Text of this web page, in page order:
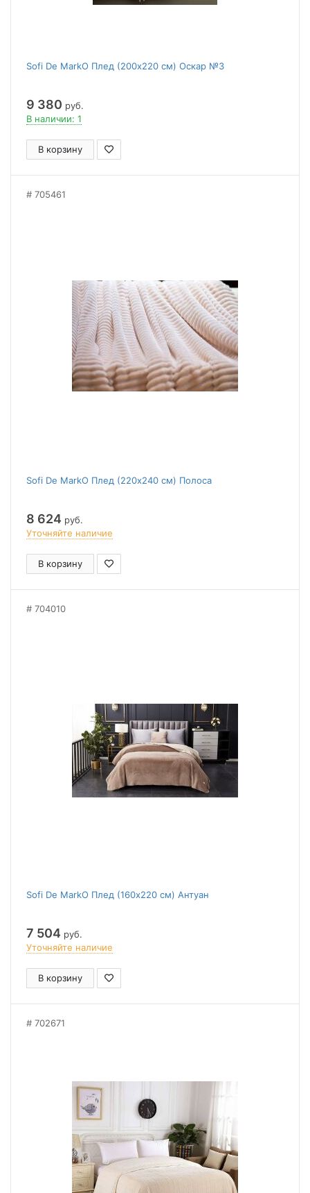
Sofi De MarkO Плед (200x220 см) Оскар №3
9 380 руб.
В наличии: 1
В корзину
705461
Sofi De MarkO Плед (220x240 см) Полоса
8 624 руб.
Уточняйте наличие
В корзину
704010
Sofi De MarkO Плед (160x220 см) Антуан
7 504 руб.
Уточняйте наличие
В корзину
702671